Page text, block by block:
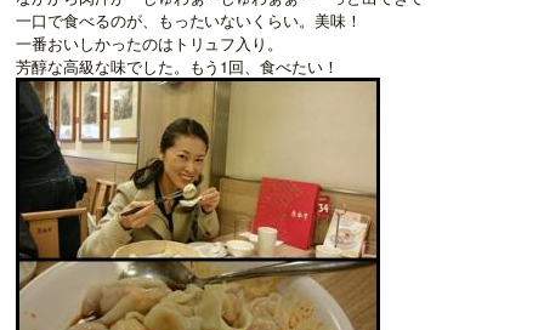
一口で食べるのが、もったいないくらい。美味！
一番おいしかったのはトリュフ入り。
芳醇な高級な味でした。もう1回、食べたい！